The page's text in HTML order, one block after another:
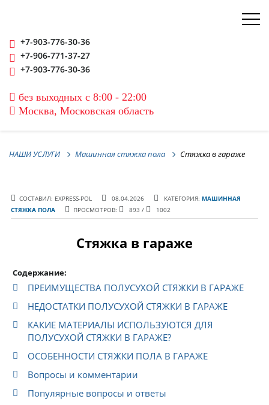
+7-903-776-30-36
+7-906-771-37-27
+7-903-776-30-36
без выходных с 8:00 - 22:00
Москва, Московская область
НАШИ УСЛУГИ Машинная стяжка пола Стяжка в гараже
СОСТАВИЛ: EXPRESS-POL 08.04.2026 КАТЕГОРИЯ: МАШИННАЯ
СТЯЖКА ПОЛА
ПРОСМОТРОВ: 893 / 1002
Стяжка в гараже
Содержание:
ПРЕИМУЩЕСТВА ПОЛУСУХОЙ СТЯЖКИ В ГАРАЖЕ
НЕДОСТАТКИ ПОЛУСУХОЙ СТЯЖКИ В ГАРАЖЕ
КАКИЕ МАТЕРИАЛЫ ИСПОЛЬЗУЮТСЯ ДЛЯ
ПОЛУСУХОЙ СТЯЖКИ В ГАРАЖЕ?
ОСОБЕННОСТИ СТЯЖКИ ПОЛА В ГАРАЖЕ
Вопросы и комментарии
Популярные вопросы и ответы